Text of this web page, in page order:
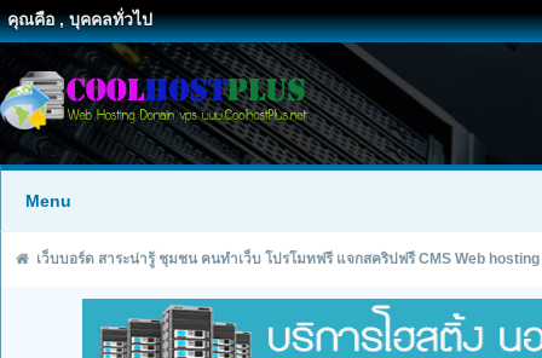
คุณคือ , บุคคลทั่วไป
Menu
เว็บบอร์ด สาระน่ารู้ ชุมชน คนทำเว็บ โปรโมทฟรี แจกสคริปฟรี CMS Web hosting